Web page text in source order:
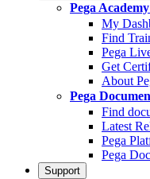
Pega Academy
My
Find
Pega
Get
About
Pega
Find
Latest
Pega
Pega
Support